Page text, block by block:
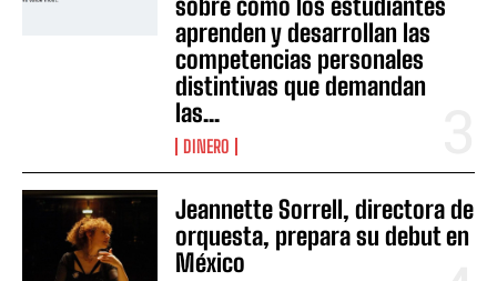
sobre cómo los estudiantes
aprenden y desarrollan las
competencias personales
distintivas que demandan
las...
DINERO
Jeannette Sorrell, directora de
orquesta, prepara su debut en
México